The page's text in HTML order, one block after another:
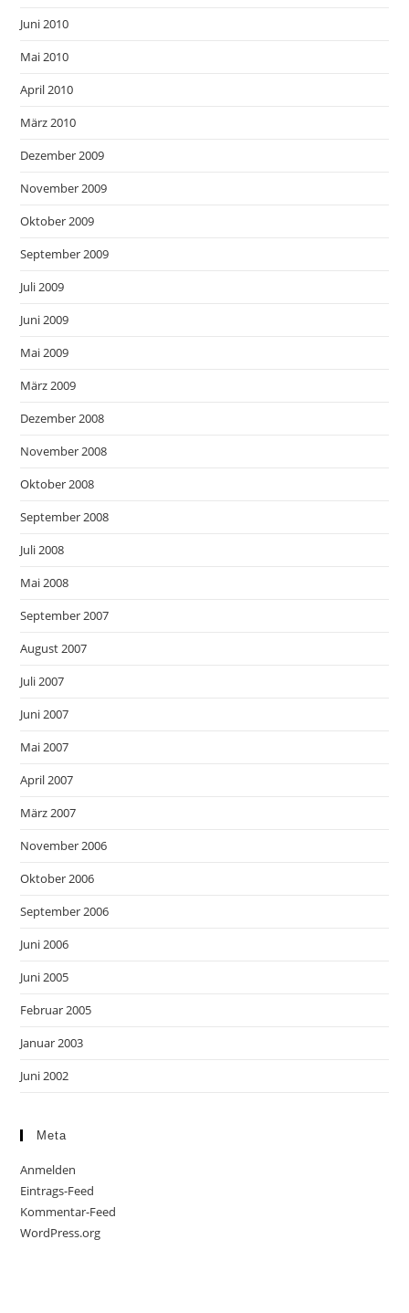
Juni 2010
Mai 2010
April 2010
März 2010
Dezember 2009
November 2009
Oktober 2009
September 2009
Juli 2009
Juni 2009
Mai 2009
März 2009
Dezember 2008
November 2008
Oktober 2008
September 2008
Juli 2008
Mai 2008
September 2007
August 2007
Juli 2007
Juni 2007
Mai 2007
April 2007
März 2007
November 2006
Oktober 2006
September 2006
Juni 2006
Juni 2005
Februar 2005
Januar 2003
Juni 2002
Meta
Anmelden
Eintrags-Feed
Kommentar-Feed
WordPress.org